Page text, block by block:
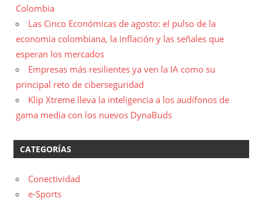
Colombia
Las Cinco Económicas de agosto: el pulso de la
economía colombiana, la inflación y las señales que
esperan los mercados
Empresas más resilientes ya ven la IA como su
principal reto de ciberseguridad
Klip Xtreme lleva la inteligencia a los audífonos de
gama media con los nuevos DynaBuds
CATEGORÍAS
Conectividad
e-Sports